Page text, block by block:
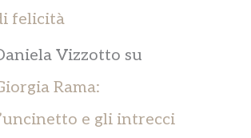
felicità
Vizzotto su
Rama:
e gli intrecci